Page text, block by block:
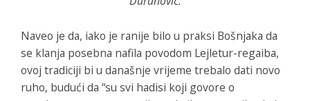
Naveo je da, iako je ranije bilo u praksi Bošnjaka da
se klanja posebna nafila povodom Lejletur-regaiba,
ovoj tradiciji bi u današnje vrijeme trebalo dati novo
ruho, budući da “su svi hadisi koji govore o